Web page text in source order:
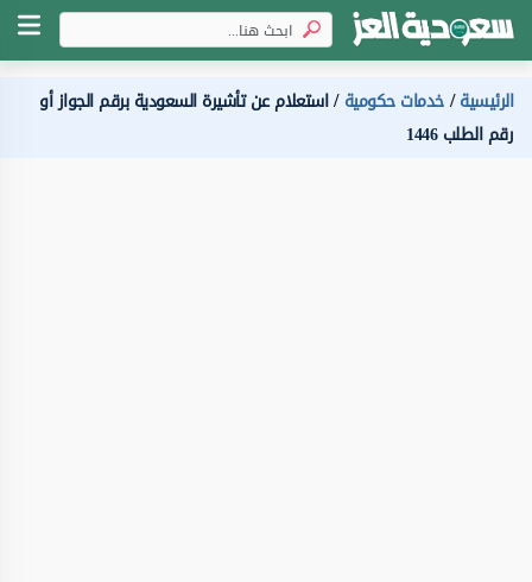
الرئيسية خدمات حكومية استعلام عن تأشيرة السعودية برقم الجواز أو
رقم الطلب 1446